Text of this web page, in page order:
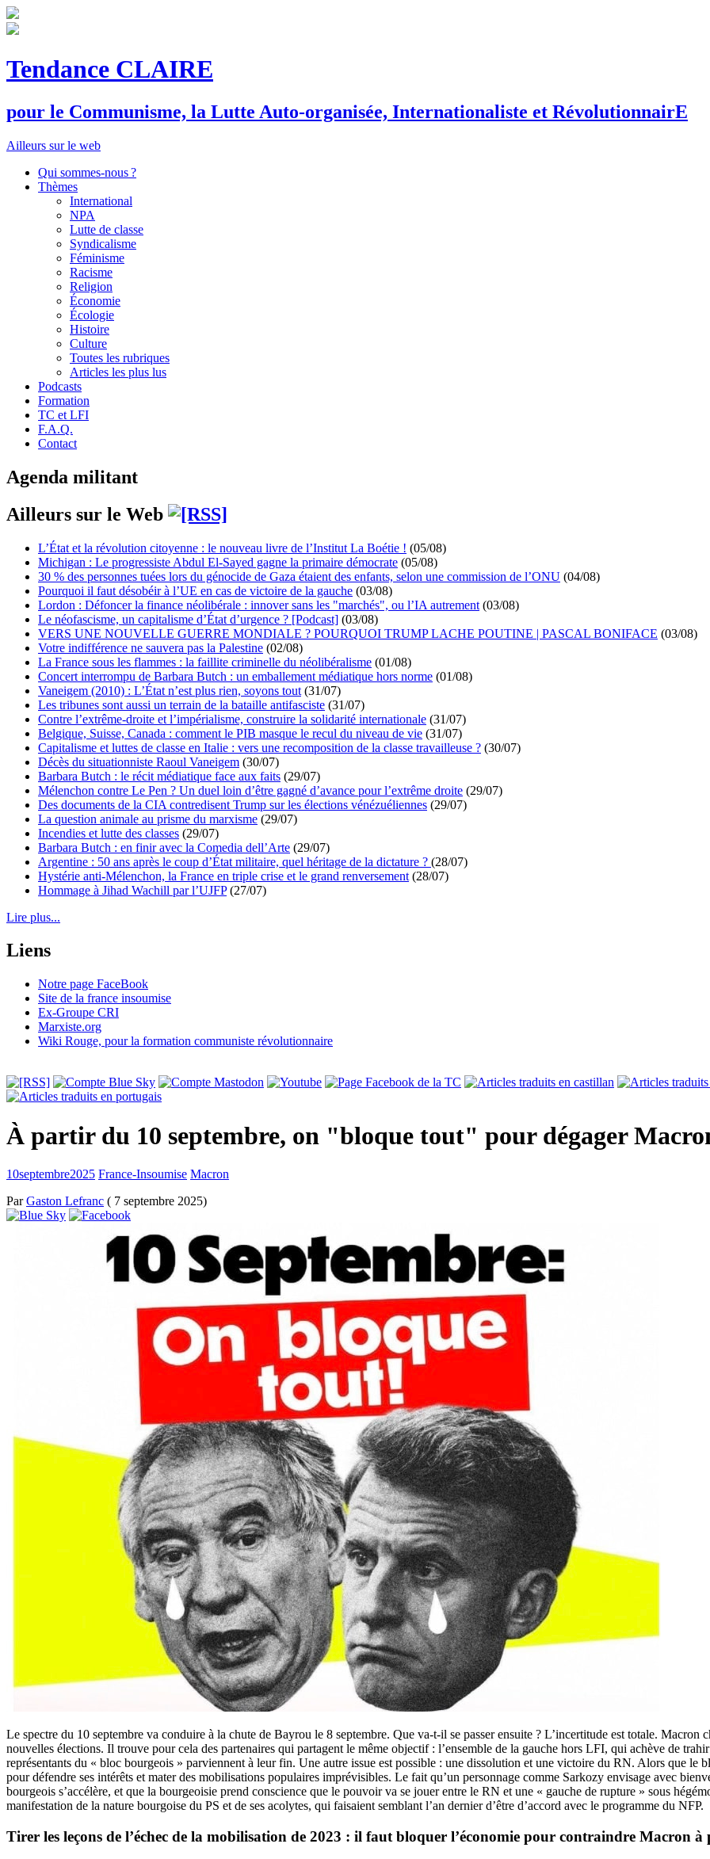
Tendance CLAIRE
pour le Communisme, la Lutte Auto-organisée, Internationaliste et RévolutionnairE
Ailleurs sur le web
Qui sommes-nous ?
Thèmes
International
NPA
Lutte de classe
Syndicalisme
Féminisme
Racisme
Religion
Économie
Écologie
Histoire
Culture
Toutes les rubriques
Articles les plus lus
Podcasts
Formation
TC et LFI
F.A.Q.
Contact
Agenda militant
Ailleurs sur le Web
L’État et la révolution citoyenne : le nouveau livre de l’Institut La Boétie ! (05/08)
Michigan : Le progressiste Abdul El-Sayed gagne la primaire démocrate (05/08)
30 % des personnes tuées lors du génocide de Gaza étaient des enfants, selon une commission de l’ONU (04/08)
Pourquoi il faut désobéir à l’UE en cas de victoire de la gauche (03/08)
Lordon : Défoncer la finance néolibérale : innover sans les "marchés", ou l’IA autrement (03/08)
Le néofascisme, un capitalisme d’État d’urgence ? [Podcast] (03/08)
VERS UNE NOUVELLE GUERRE MONDIALE ? POURQUOI TRUMP LACHE POUTINE | PASCAL BONIFACE (03/08)
Votre indifférence ne sauvera pas la Palestine (02/08)
La France sous les flammes : la faillite criminelle du néolibéralisme (01/08)
Concert interrompu de Barbara Butch : un emballement médiatique hors norme (01/08)
Vaneigem (2010) : L’État n’est plus rien, soyons tout (31/07)
Les tribunes sont aussi un terrain de la bataille antifasciste (31/07)
Contre l’extrême-droite et l’impérialisme, construire la solidarité internationale (31/07)
Belgique, Suisse, Canada : comment le PIB masque le recul du niveau de vie (31/07)
Capitalisme et luttes de classe en Italie : vers une recomposition de la classe travailleuse ? (30/07)
Décès du situationniste Raoul Vaneigem (30/07)
Barbara Butch : le récit médiatique face aux faits (29/07)
Mélenchon contre Le Pen ? Un duel loin d’être gagné d’avance pour l’extrême droite (29/07)
Des documents de la CIA contredisent Trump sur les élections vénézuéliennes (29/07)
La question animale au prisme du marxisme (29/07)
Incendies et lutte des classes (29/07)
Barbara Butch : en finir avec la Comedia dell’Arte (29/07)
Argentine : 50 ans après le coup d’État militaire, quel héritage de la dictature ? (28/07)
Hystérie anti-Mélenchon, la France en triple crise et le grand renversement (28/07)
Hommage à Jihad Wachill par l’UJFP(27/07)
Lire plus...
Liens
Notre page FaceBook
Site de la france insoumise
Ex-Groupe CRI
Marxiste.org
Wiki Rouge, pour la formation communiste révolutionnaire
À partir du 10 septembre, on "bloque tout" pour dégager
10septembre2025 France-Insoumise Macron
ParGaston Lefranc ( 7 septembre 2025)
Le spectre du 10 septembre va conduire à la chute de Bayrou le 8 septembre. Que va-t-il se passer ensuite ? L’incertitude est totale.
nouvelles élections. Il trouve pour cela des partenaires qui partagent le même objectif : l’ensemble de la gauche hors LFI, qui achève de
représentants du « bloc bourgeois » parviennent à leur fin. Une autre issue est possible : une dissolution et une victoire du RN. Alors que le
pour défendre ses intérêts et mater des mobilisations populaires imprévisibles. Le fait qu’un personnage comme Sarkozy envisage avec
bourgeois s’accélère, et que la bourgeoisie prend conscience que le pouvoir va se jouer entre le RN et une « gauche de rupture » sous
manifestation de la nature bourgoise du PS et de ses acolytes, qui faisaient semblant l’an dernier d’être d’accord avec le programme du NFP.
Tirer les leçons de l’échec de la mobilisation de 2023 : il faut bloquer l’économie pour contraindre Macron